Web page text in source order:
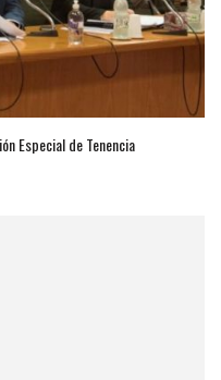
Especial de Tenencia